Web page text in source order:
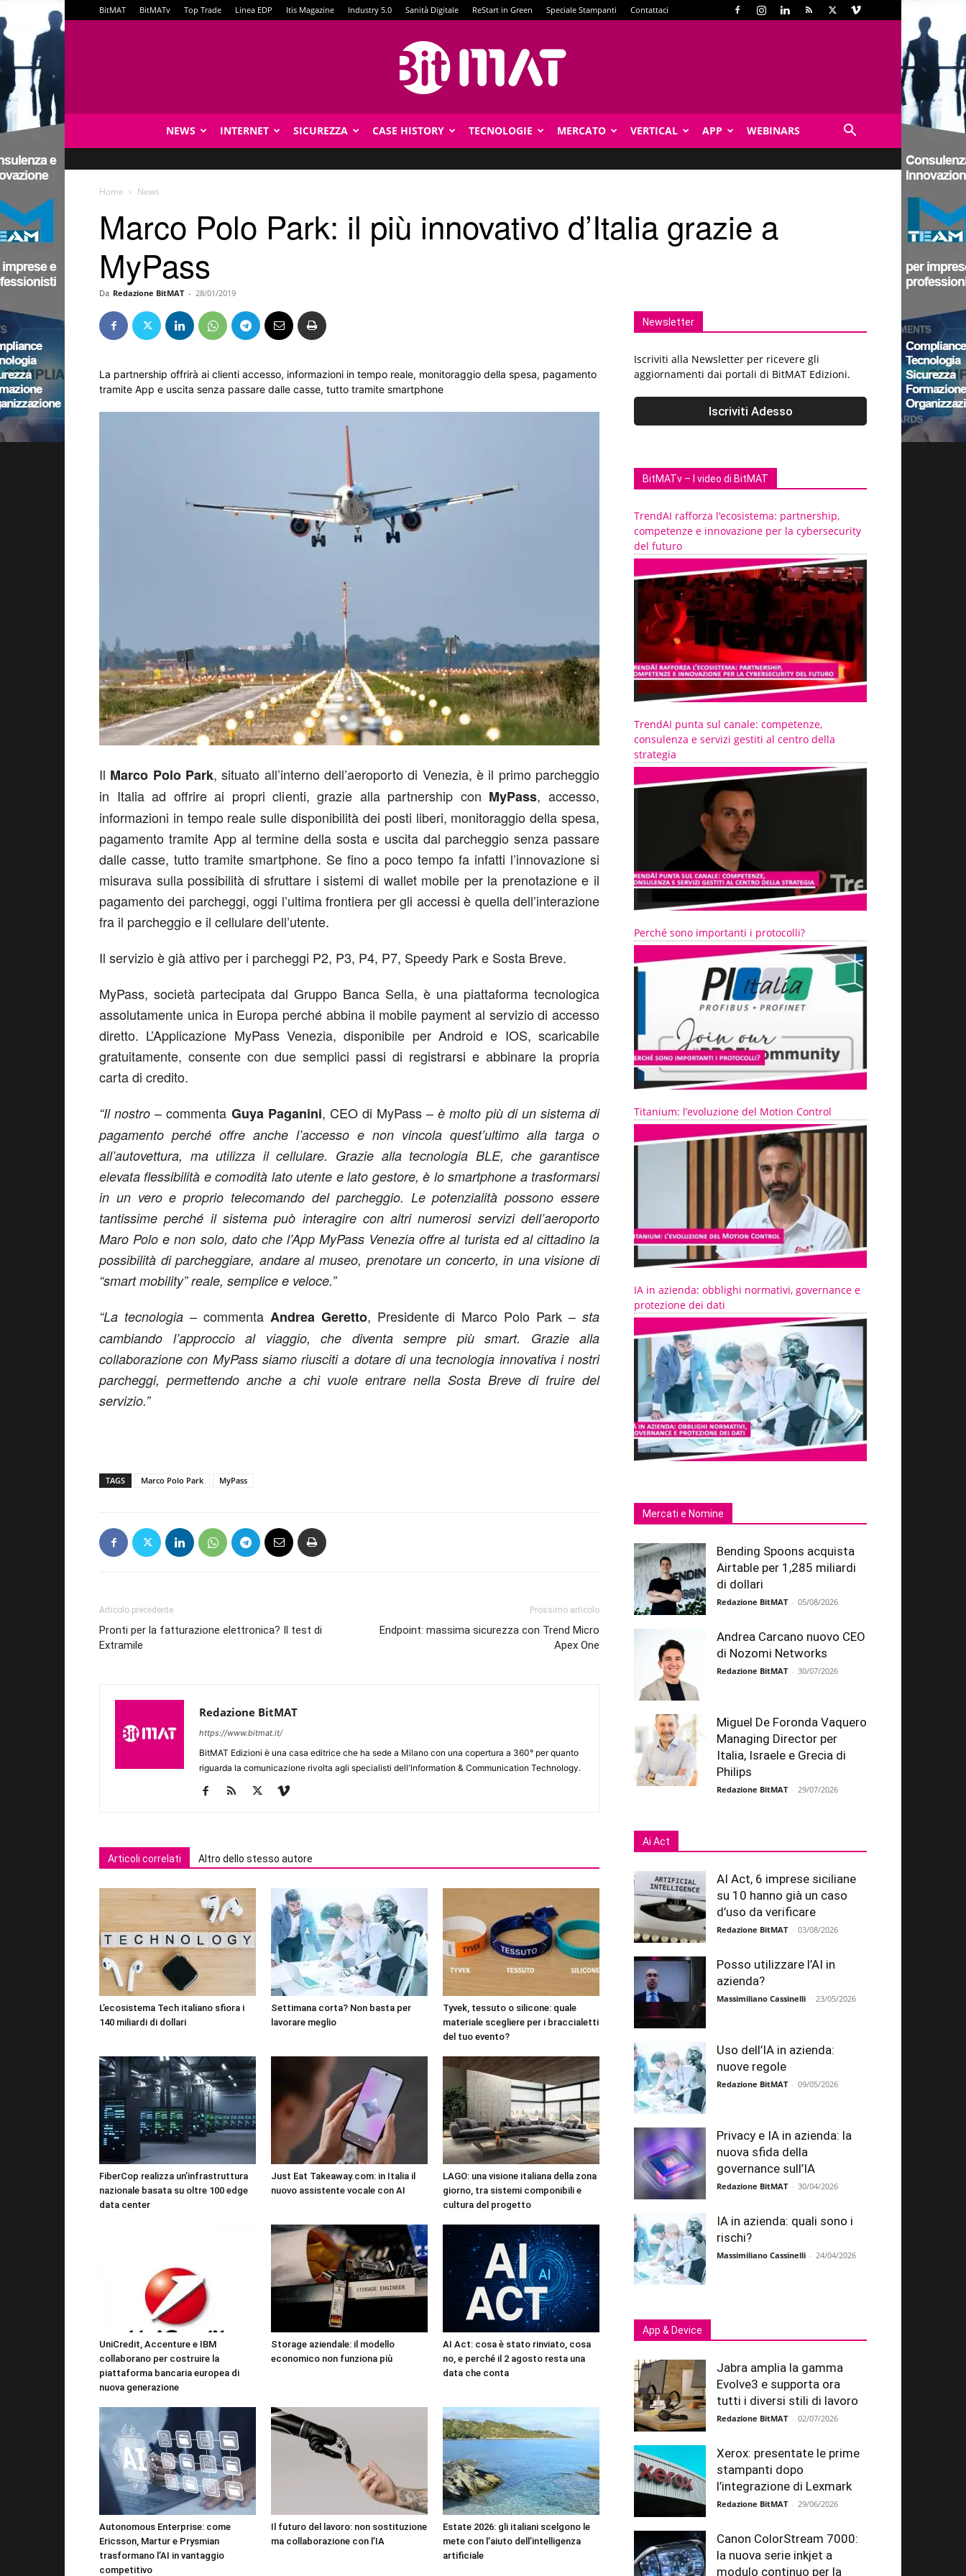
BitMAT BitMATv Top Trade Linea EDP Itis Magazine Industry 5.0 Sanità Digitale ReStart in Green Speciale Stampanti Contattaci
NEWS INTERNET SICUREZZA CASE HISTORY TECNOLOGIE MERCATO VERTICAL APP WEBINARS
Home News
Marco Polo Park: il più innovativo d’Italia grazie a
MyPass
Da Redazione BitMAT - 28/01/2019
La partnership offrirà ai clienti accesso, informazioni in tempo reale, monitoraggio della spesa, pagamento
tramite App e uscita senza passare dalle casse, tutto tramite smartphone
Il Marco Polo Park, situato all’interno dell’aeroporto di Venezia, è il primo parcheggio
in Italia ad offrire ai propri clienti, grazie alla partnership con MyPass, accesso,
informazioni in tempo reale sulle disponibilità dei posti liberi, monitoraggio della spesa,
pagamento tramite App al termine della sosta e uscita dal parcheggio senza passare
dalle casse, tutto tramite smartphone. Se fino a poco tempo fa infatti l’innovazione si
misurava sulla possibilità di sfruttare i sistemi di wallet mobile per la prenotazione e il
pagamento dei parcheggi, oggi l’ultima frontiera per gli accessi è quella dell’interazione
fra il parcheggio e il cellulare dell’utente.
Il servizio è già attivo per i parcheggi P2, P3, P4, P7, Speedy Park e Sosta Breve.
MyPass, società partecipata dal Gruppo Banca Sella, è una piattaforma tecnologica
assolutamente unica in Europa perché abbina il mobile payment al servizio di accesso
diretto. L’Applicazione MyPass Venezia, disponibile per Android e IOS, scaricabile
gratuitamente, consente con due semplici passi di registrarsi e abbinare la propria
carta di credito.
“Il nostro – commenta Guya Paganini, CEO di MyPass –è molto più di un sistema di
pagamento perché offre anche l’accesso e non vincola quest’ultimo alla targa o
all’autovettura, ma utilizza il cellulare. Grazie alla tecnologia BLE, che garantisce
elevata flessibilità e comodità lato utente e lato gestore, è lo smartphone a trasformarsi
in un vero e proprio telecomando del parcheggio. Le potenzialità possono essere
tantissime perché il sistema può interagire con altri numerosi servizi dell’aeroporto
Maro Polo e non solo, dato che l’App MyPass Venezia offre al turista ed al cittadino la
possibilità di parcheggiare, andare al museo, prenotare un concerto, in una visione di
“smart mobility” reale, semplice e veloce.”
“La tecnologia– commenta Andrea Geretto, Presidente di Marco Polo Park –sta
cambiando l’approccio al viaggio, che diventa sempre più smart. Grazie alla
collaborazione con MyPass siamo riusciti a dotare di una tecnologia innovativa i nostri
parcheggi, permettendo anche a chi vuole entrare nella Sosta Breve di fruire del
servizio.”
TAGS Marco Polo Park MyPass
Articolo precedente
Pronti per la fatturazione elettronica? Il test di
Extramile
Prossimo articolo
Endpoint: massima sicurezza con Trend Micro
Apex One
Redazione BitMAT
https://www.bitmat.it/
BitMAT Edizioni è una casa editrice che ha sede a Milano con una copertura a 360° per quanto
riguarda la comunicazione rivolta agli specialisti dell'lnformation & Communication Technology.
Articoli correlati Altro dello stesso autore
L’ecosistema Tech italiano sfiora i
140 miliardi di dollari
Settimana corta? Non basta per
lavorare meglio
Tyvek, tessuto o silicone: quale
materiale scegliere per i braccialetti
del tuo evento?
FiberCop realizza un’infrastruttura
nazionale basata su oltre 100 edge
data center
Just Eat Takeaway.com: in Italia il
nuovo assistente vocale con AI
LAGO: una visione italiana della zona
giorno, tra sistemi componibili e
cultura del progetto
UniCredit, Accenture e IBM
collaborano per costruire la
piattaforma bancaria europea di
nuova generazione
Storage aziendale: il modello
economico non funziona più
AI Act: cosa è stato rinviato, cosa
no, e perché il 2 agosto resta una
data che conta
Autonomous Enterprise: come
Ericsson, Martur e Prysmian
trasformano l’AI in vantaggio
competitivo
Il futuro del lavoro: non sostituzione
ma collaborazione con l’IA
Estate 2026: gli italiani scelgono le
mete con l’aiuto dell’intelligenza
artificiale
Newsletter
Iscriviti alla Newsletter per ricevere gli
aggiornamenti dai portali di BitMAT Edizioni.
BitMATv – I video di BitMAT
TrendAI rafforza l’ecosistema: partnership,
competenze e innovazione per la cybersecurity
del futuro
TrendAI punta sul canale: competenze,
consulenza e servizi gestiti al centro della
strategia
Perché sono importanti i protocolli?
Titanium: l’evoluzione del Motion Control
IA in azienda: obblighi normativi, governance e
protezione dei dati
Mercati e Nomine
Bending Spoons acquista
Airtable per 1,285 miliardi
di dollari
Redazione BitMAT - 05/08/2026
Andrea Carcano nuovo CEO
di Nozomi Networks
Redazione BitMAT - 30/07/2026
Miguel De Foronda Vaquero
Managing Director per
Italia, Israele e Grecia di
Philips
Redazione BitMAT - 29/07/2026
Ai Act
AI Act, 6 imprese siciliane
su 10 hanno già un caso
d’uso da verificare
Redazione BitMAT - 03/08/2026
Posso utilizzare l’AI in
azienda?
Massimiliano Cassinelli - 23/05/2026
Uso dell’IA in azienda:
nuove regole
Redazione BitMAT - 09/05/2026
Privacy e IA in azienda: la
nuova sfida della
governance sull’IA
Redazione BitMAT - 30/04/2026
IA in azienda: quali sono i
rischi?
Massimiliano Cassinelli - 24/04/2026
App & Device
Jabra amplia la gamma
Evolve3 e supporta ora
tutti i diversi stili di lavoro
Redazione BitMAT - 02/07/2026
Xerox: presentate le prime
stampanti dopo
l’integrazione di Lexmark
Redazione BitMAT - 29/06/2026
Canon ColorStream 7000:
la nuova serie inkjet a
modulo continuo per la